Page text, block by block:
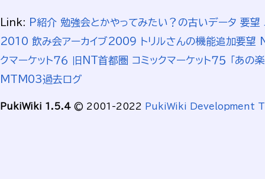
Link: P紹介 勉強会とかやってみたい？の古いデータ 要望
2010 飲み会アーカイブ2009 トリルさんの機能追加要望
クマーケット７６
旧NT首都圏 コミックマーケット７５
「あの
MTM03過去ログ
PukiWiki 1.5.4 © 2001-2022 PukiWiki Development